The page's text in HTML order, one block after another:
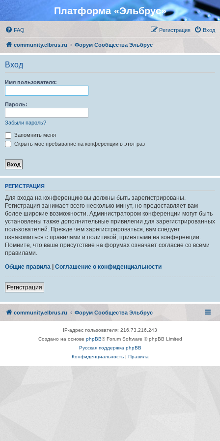
Платформа «Эльбрус»
FAQ Вход
Регистрация
community.elbrus.ru Форум Сообщества Эльбрус
Вход
Имя пользователя:
Пароль:
Забыли пароль?
Запомнить меня
Скрыть моё пребывание на конференции в этот раз
РЕГИСТРАЦИЯ
Для входа на конференцию вы должны быть зарегистрированы.
Регистрация занимает всего несколько минут, но предоставляет вам
более широкие возможности. Администратором конференции могут быть
установлены также дополнительные привилегии для зарегистрированных
пользователей. Прежде чем зарегистрироваться, вам следует
ознакомиться с правилами и политикой, принятыми на конференции.
Помните, что ваше присутствие на форумах означает согласие со всеми
правилами.
Общие правила | Соглашение о конфиденциальности
Регистрация
community.elbrus.ru Форум Сообщества Эльбрус
IP-адрес пользователя: 216.73.216.243
Создано на основе phpBB® Forum Software © phpBB Limited
Русская поддержка phpBB
Конфиденциальность| Правила